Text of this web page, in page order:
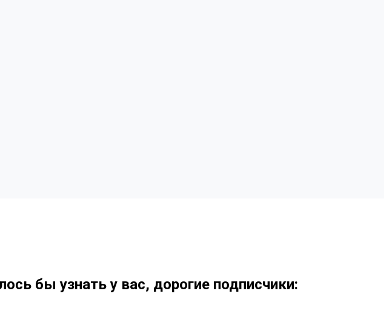
бы узнать у вас, дорогие подписчики: